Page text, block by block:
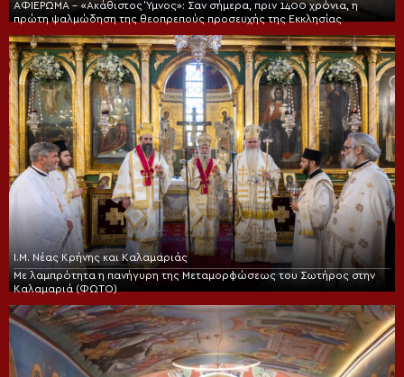
ΑΦΙΕΡΩΜΑ – «Ακάθιστος Ύμνος»: Σαν σήμερα, πριν 1400 χρόνια, η
πρώτη ψαλμώδηση της θεοπρεπούς προσευχής της Εκκλησίας
Ι.Μ. Νέας Κρήνης και Καλαμαριάς
Με λαμπρότητα η πανήγυρη της Μεταμορφώσεως του Σωτήρος στην
Καλαμαριά (ΦΩΤΟ)